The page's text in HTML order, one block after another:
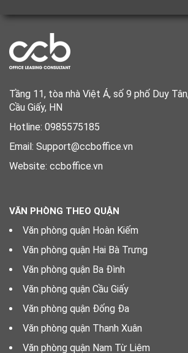
Tầng 11, tòa nhà Việt Á, số 9 phố Duy
Cầu Giấy, HN
Hotline: 0985575185
Email: Support@ccboffice.vn
Website: ccboffice.vn
VĂN PHÒNG THEO QUẬN
Văn phòng quận Hoàn Kiếm
Văn phòng quận Hai Bà Trưng
Văn phòng quận Ba Đình
Văn phòng quận Cầu Giấy
Văn phòng quận Đống Đa
Văn phòng quận Thanh Xuân
Văn phòng quận Nam Từ Liêm